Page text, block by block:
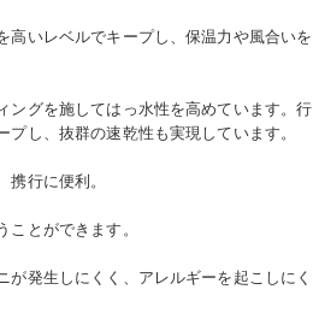
いレベルでキープし、保温力や風合いを
ングを施してはっ水性を高めています。行
し、抜群の速乾性も実現しています。
行に便利。
とができます。
発生しにくく、アレルギーを起こしにく